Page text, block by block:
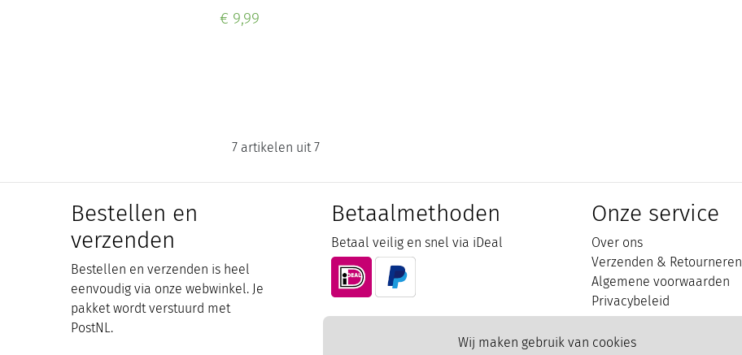
Wij maken gebruik van cookies
€ 9,99
7 artikelen uit 7
Bestellen en
verzenden
Bestellen en verzenden is heel
eenvoudig via onze webwinkel. Je
pakket wordt verstuurd met
PostNL.
Betaalmethoden
Betaal veilig en snel via iDeal
Onze service
Over ons
Verzenden & Retourneren
Algemene voorwaarden
Privacybeleid